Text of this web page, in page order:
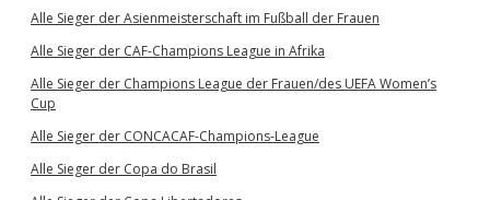
Alle Sieger der Asienmeisterschaft im Fußball der Frauen
Alle Sieger der CAF-Champions League in Afrika
Alle Sieger der Champions League der Frauen/des UEFA Women’s
Cup
Alle Sieger der CONCACAF-Champions-League
Alle Sieger der Copa do Brasil